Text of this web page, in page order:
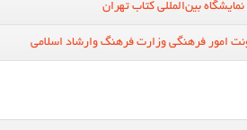
بین‌المللی کتاب تهران
امور فرهنگی وزارت فرهنگ وارشاد اسلامی